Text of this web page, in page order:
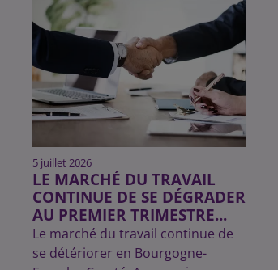
5 juillet 2026
LE MARCHÉ DU TRAVAIL
CONTINUE DE SE DÉGRADER
AU PREMIER TRIMESTRE...
Le marché du travail continue de
se détériorer en Bourgogne-